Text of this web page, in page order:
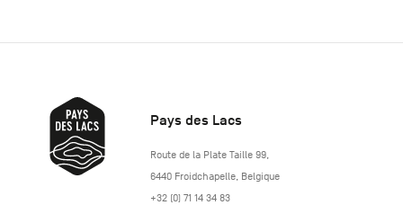
Pays des Lacs
http://www.lepaysdeslacs.be/
Route de la Plate Taille 99,
6440 Froidchapelle, Belgique
+32 (0) 71 14 34 83